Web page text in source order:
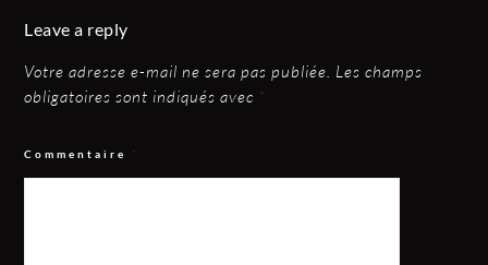
Leave a reply
Votre adresse e-mail ne sera pas publiée. Les champs
obligatoires sont indiqués avec *
Commentaire *